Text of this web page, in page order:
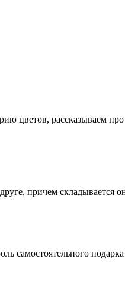
цветов, рассказываем
причем складывается
самостоятельного